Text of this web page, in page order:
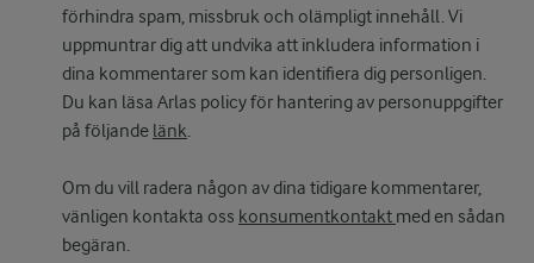
förhindra spam, missbruk och olämpligt innehåll. Vi
uppmuntrar dig att undvika att inkludera information i
dina kommentarer som kan identifiera dig personligen.
Du kan läsa Arlas policy för hantering av personuppgifter
på följande länk.
Om du vill radera någon av dina tidigare kommentarer,
vänligen kontakta oss konsumentkontakt med en sådan
begäran.